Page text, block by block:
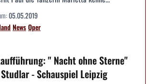
05.05.2019
NewsOper
" Nacht ohne Sterne"
- Schauspiel Leipzig